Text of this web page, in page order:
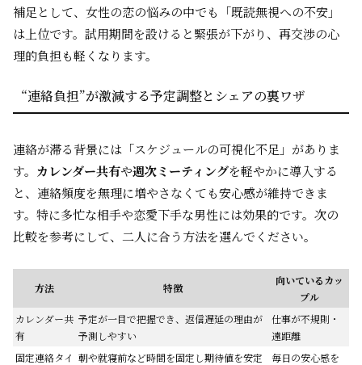
補足として、女性の恋の悩みの中でも「既読無視への不安」
は上位です。試用期間を設けると緊張が下がり、再交渉の心
理的負担も軽くなります。
“連絡負担”が激減する予定調整とシェアの裏ワザ
連絡が滞る背景には「スケジュールの可視化不足」がありま
す。 カレンダー共有や週次ミーティングを軽やかに導入する
と、連絡頻度を無理に増やさなくても安心感が維持できま
す。特に多忙な相手や恋愛下手な男性には効果的です。次の
比較を参考にして、二人に合う方法を選んでください。
方法 特徴
向いているカッ
プル
カレンダー共
有
予定が一目で把握でき、返信遅延の理由が
予測しやすい
仕事が不規則・
遠距離
固定連絡タイ 朝や就寝前など時間を固定し期待値を安定
毎日の安心感を